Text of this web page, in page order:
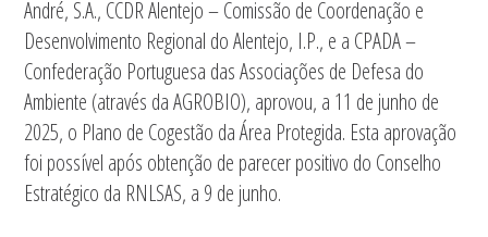
André, S.A., CCDR Alentejo – Comissão de Coordenação e
Desenvolvimento Regional do Alentejo, I.P., e a CPADA –
Confederação Portuguesa das Associações de Defesa do
Ambiente (através da AGROBIO), aprovou, a 11 de junho de
2025, o Plano de Cogestão da Área Protegida. Esta aprovação
foi possível após obtenção de parecer positivo do Conselho
Estratégico da RNLSAS, a 9 de junho.